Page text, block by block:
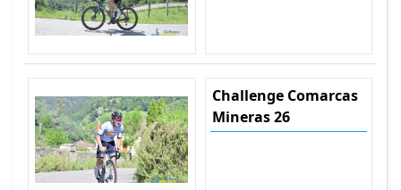
Challenge Comarcas
Mineras 26